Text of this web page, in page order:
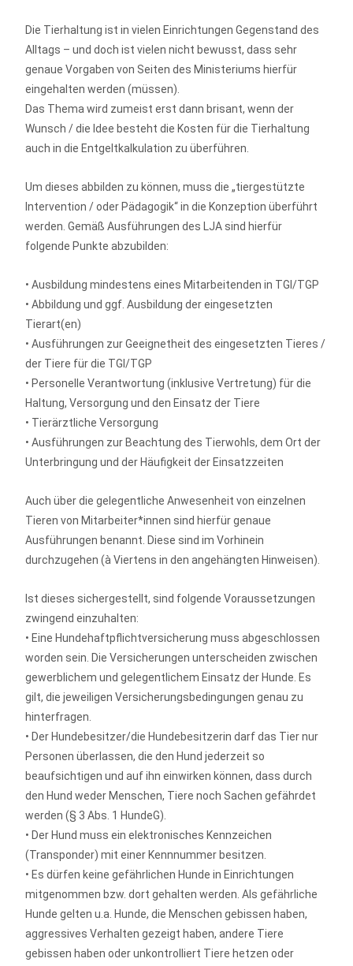
Die Tierhaltung ist in vielen Einrichtungen Gegenstand des
Alltags – und doch ist vielen nicht bewusst, dass sehr
genaue Vorgaben von Seiten des Ministeriums hierfür
eingehalten werden (müssen).
Das Thema wird zumeist erst dann brisant, wenn der
Wunsch / die Idee besteht die Kosten für die Tierhaltung
auch in die Entgeltkalkulation zu überführen.
Um dieses abbilden zu können, muss die „tiergestützte
Intervention / oder Pädagogik“ in die Konzeption überführt
werden. Gemäß Ausführungen des LJA sind hierfür
folgende Punkte abzubilden:
• Ausbildung mindestens eines Mitarbeitenden in TGI/TGP
• Abbildung und ggf. Ausbildung der eingesetzten
Tierart(en)
• Ausführungen zur Geeignetheit des eingesetzten Tieres /
der Tiere für die TGI/TGP
• Personelle Verantwortung (inklusive Vertretung) für die
Haltung, Versorgung und den Einsatz der Tiere
• Tierärztliche Versorgung
• Ausführungen zur Beachtung des Tierwohls, dem Ort der
Unterbringung und der Häufigkeit der Einsatzzeiten
Auch über die gelegentliche Anwesenheit von einzelnen
Tieren von Mitarbeiter*innen sind hierfür genaue
Ausführungen benannt. Diese sind im Vorhinein
durchzugehen (à Viertens in den angehängten Hinweisen).
Ist dieses sichergestellt, sind folgende Voraussetzungen
zwingend einzuhalten:
• Eine Hundehaftpflichtversicherung muss abgeschlossen
worden sein. Die Versicherungen unterscheiden zwischen
gewerblichem und gelegentlichem Einsatz der Hunde. Es
gilt, die jeweiligen Versicherungsbedingungen genau zu
hinterfragen.
• Der Hundebesitzer/die Hundebesitzerin darf das Tier nur
Personen überlassen, die den Hund jederzeit so
beaufsichtigen und auf ihn einwirken können, dass durch
den Hund weder Menschen, Tiere noch Sachen gefährdet
werden (§ 3 Abs. 1 HundeG).
• Der Hund muss ein elektronisches Kennzeichen
(Transponder) mit einer Kennnummer besitzen.
• Es dürfen keine gefährlichen Hunde in Einrichtungen
mitgenommen bzw. dort gehalten werden. Als gefährliche
Hunde gelten u.a. Hunde, die Menschen gebissen haben,
aggressives Verhalten gezeigt haben, andere Tiere
gebissen haben oder unkontrolliert Tiere hetzen oder